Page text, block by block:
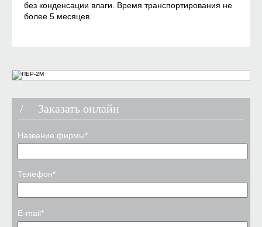
без конденсации влаги. Время транспортирования не
более 5 месяцев.
Заказать онлайн
Название фирмы*
Телефон*
E-mail*